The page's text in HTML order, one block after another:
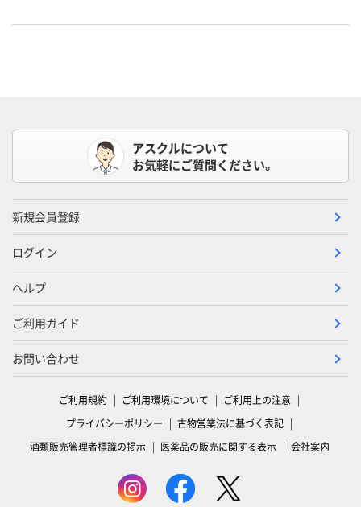
アスクルについて
お気軽にご質問ください。
新規会員登録
ログイン
ヘルプ
ご利用ガイド
お問い合わせ
ご利用規約 ご利用環境について
ご利用上の注意
プライバシーポリシー
古物営業法に基づく表記
酒類販売管理者標識の掲示
医薬品の販売に関する表示 会社案内